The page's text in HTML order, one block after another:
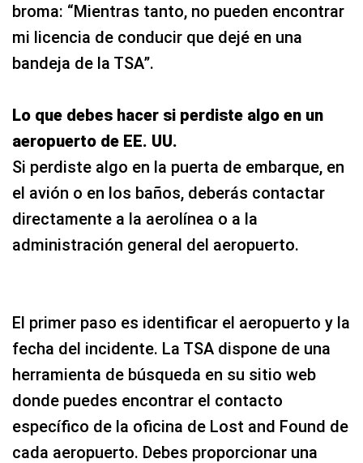
broma: “Mientras tanto, no pueden encontrar
mi licencia de conducir que dejé en una
bandeja de la TSA”.
Lo que debes hacer si perdiste algo en un
aeropuerto de EE. UU.
Si perdiste algo en la puerta de embarque, en
el avión o en los baños, deberás contactar
directamente a la aerolínea o a la
administración general del aeropuerto.
El primer paso es identificar el aeropuerto y la
fecha del incidente. La TSA dispone de una
herramienta de búsqueda en su sitio web
donde puedes encontrar el contacto
específico de la oficina de Lost and Found de
cada aeropuerto. Debes proporcionar una